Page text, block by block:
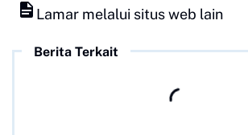
Lamar melalui situs web lain
Berita Terkait